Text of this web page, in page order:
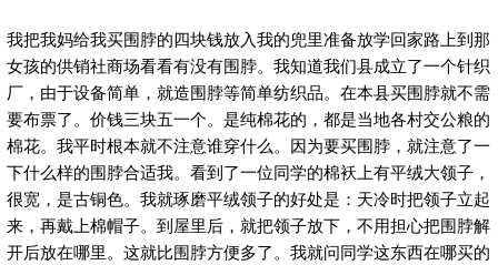
我把我妈给我买围脖的四块钱放入我的兜里准备放学回家路上到那
女孩的供销社商场看看有没有围脖。我知道我们县成立了一个针织
厂，由于设备简单，就造围脖等简单纺织品。在本县买围脖就不需
要布票了。价钱三块五一个。是纯棉花的，都是当地各村交公粮的
棉花。我平时根本就不注意谁穿什么。因为要买围脖，就注意了一
下什么样的围脖合适我。看到了一位同学的棉袄上有平绒大领子，
很宽，是古铜色。我就琢磨平绒领子的好处是：天冷时把领子立起
来，再戴上棉帽子。到屋里后，就把领子放下，不用担心把围脖解
开后放在哪里。这就比围脖方便多了。我就问同学这东西在哪买的